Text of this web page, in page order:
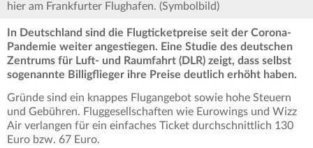
hier am Frankfurter Flughafen. (Symbolbild)
In Deutschland sind die Flugticketpreise seit der Corona-
Pandemie weiter angestiegen. Eine Studie des deutschen
Zentrums für Luft- und Raumfahrt (DLR) zeigt, dass selbst
sogenannte Billigflieger ihre Preise deutlich erhöht haben.
Gründe sind ein knappes Flugangebot sowie hohe Steuern
und Gebühren. Fluggesellschaften wie Eurowings und Wizz
Air verlangen für ein einfaches Ticket durchschnittlich 130
Euro bzw. 67 Euro.